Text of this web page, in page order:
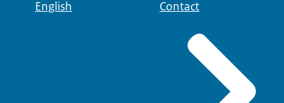
English Contact